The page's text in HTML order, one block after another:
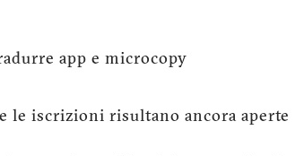
app e microcopy
le iscrizioni risultano ancora aperte